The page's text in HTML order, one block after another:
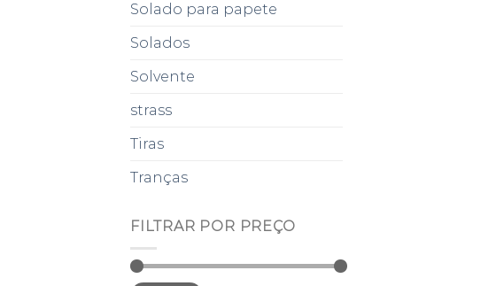
Solado para papete
Solados
Solvente
strass
Tiras
Tranças
FILTRAR POR PREÇO